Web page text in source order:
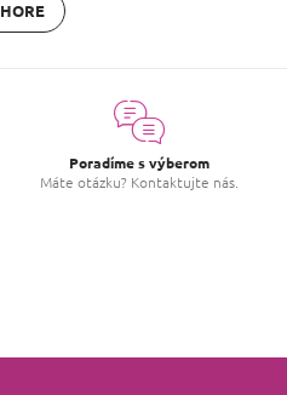
l
á
s
n
k
HORE
Poradíme s výberom
Máte otázku? Kontaktujte nás.